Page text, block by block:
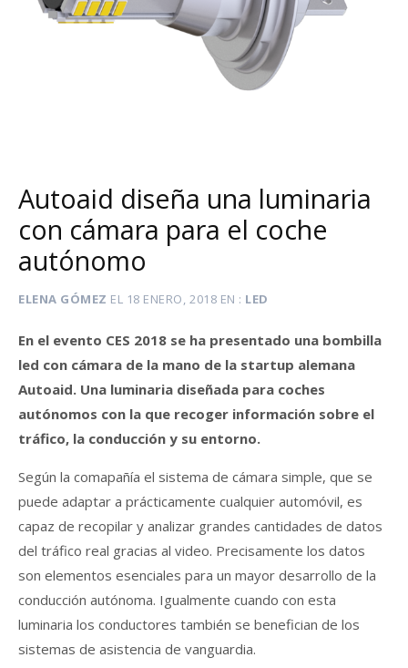
Autoaid diseña una luminaria
con cámara para el coche
autónomo
ELENA GÓMEZ EL 18 ENERO, 2018 EN LED
En el evento CES 2018 se ha presentado una bombilla
led con cámara de la mano de la startup alemana
Autoaid. Una luminaria diseñada para coches
autónomos con la que recoger información sobre el
tráfico, la conducción y su entorno.
Según la comapañía el sistema de cámara simple, que se
puede adaptar a prácticamente cualquier automóvil, es
capaz de recopilar y analizar grandes cantidades de datos
del tráfico real gracias al video. Precisamente los datos
son elementos esenciales para un mayor desarrollo de la
conducción autónoma. Igualmente cuando con esta
luminaria los conductores también se benefician de los
sistemas de asistencia de vanguardia.